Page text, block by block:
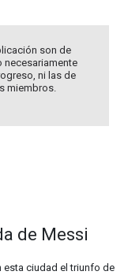
son de
necesariamente
ni las de
miembros.
de Messi
esta ciudad el triunfo de